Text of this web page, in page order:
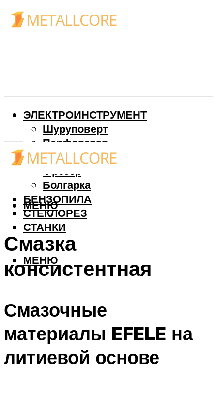
ЭЛЕКТРОИНСТРУМЕНТ
Шуруповерт
Перфоратор
Дрель
Фрезер
Болгарка
БЕНЗОПИЛА
СТЕКЛОРЕЗ
СТАНКИ
МЕНЮ
МЕНЮ
Смазка
консистентная
Смазочные
материалы EFELE на
литиевой основе